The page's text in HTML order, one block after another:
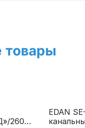
товары
260
EDAN